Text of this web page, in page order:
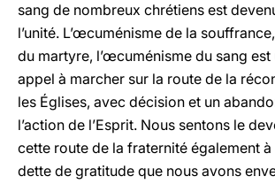
sang de nombreux chrétiens est
l’unité. L’œcuménisme de la
du martyre, l’œcuménisme du sang est
appel à marcher sur la route de la
les Églises, avec décision et un
l’action de l’Esprit. Nous sentons le
cette route de la fraternité également à
dette de gratitude que nous avons